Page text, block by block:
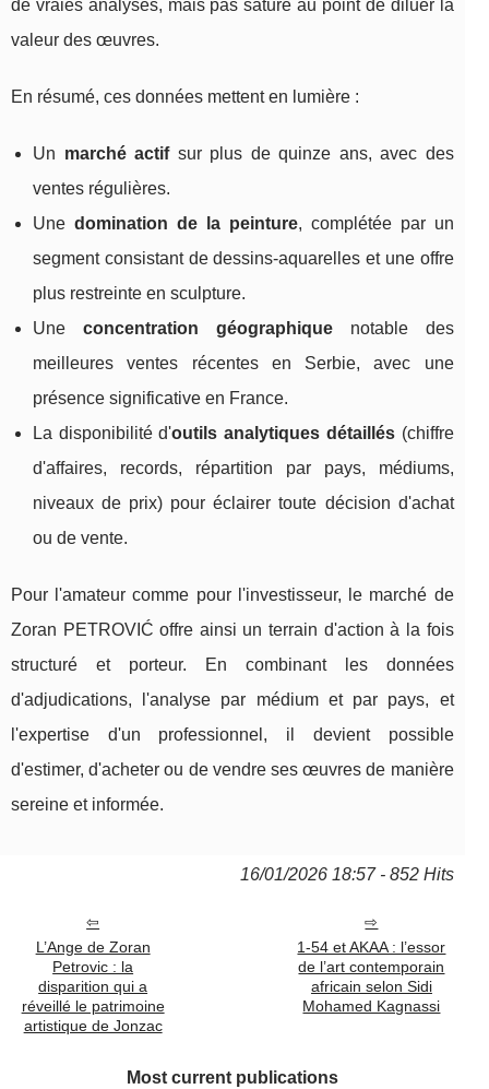
de vraies analyses, mais pas saturé au point de diluer la
valeur des œuvres.
En résumé, ces données mettent en lumière :
Un marché actifsur plus de quinze ans, avec des
ventes régulières.
Une domination de la peinture, complétée par un
segment consistant de dessins‑aquarelles et une offre
plus restreinte en sculpture.
Une concentration géographiquenotable des
meilleures ventes récentes en Serbie, avec une
présence significative en France.
La disponibilité d'outils analytiques détaillés(chiffre
d'affaires, records, répartition par pays, médiums,
niveaux de prix) pour éclairer toute décision d'achat
ou de vente.
Pour l'amateur comme pour l'investisseur, le marché de
Zoran PETROVIĆ offre ainsi un terrain d'action à la fois
structuré et porteur. En combinant les données
d'adjudications, l'analyse par médium et par pays, et
l'expertise d'un professionnel, il devient possible
d'estimer, d'acheter ou de vendre ses œuvres de manière
sereine et informée.
16/01/2026 18:57 - 852 Hits
L’Ange de Zoran
Petrovic : la
disparition qui a
réveillé le patrimoine
artistique de Jonzac
1-54 et AKAA : l’essor
de l’art contemporain
africain selon Sidi
Mohamed Kagnassi
Most current publications